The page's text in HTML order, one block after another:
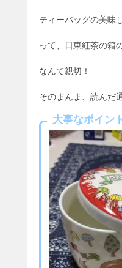
ティーバッグの美味
って、日東紅茶の箱
なんて親切！
そのまんま、読んだ
大事なポイン